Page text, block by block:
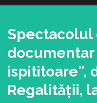
Spectacolul
documentar
ispititoare”,
Regalității,